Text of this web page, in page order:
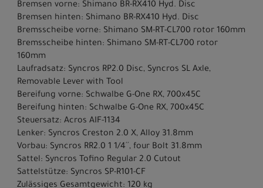
Bremsen vorne: Shimano BR-RX410 Hyd. Disc
Bremsen hinten: Shimano BR-RX410 Hyd. Disc
Bremsscheibe vorne: Shimano SM-RT-CL700 rotor 160mm
Bremsscheibe hinten: Shimano SM-RT-CL700 rotor
160mm
Laufradsatz: Syncros RP2.0 Disc, Syncros SL Axle,
Removable Lever with Tool
Bereifung vorne: Schwalbe G-One RX, 700x45C
Bereifung hinten: Schwalbe G-One RX, 700x45C
Steuersatz: Acros AIF-1134
Lenker: Syncros Creston 2.0 X, Alloy 31.8mm
Vorbau: Syncros RR2.0 1 1/4´´, four Bolt 31.8mm
Sattel: Syncros Tofino Regular 2.0 Cutout
Sattelstütze: Syncros SP-R101-CF
Zulässiges Gesamtgewicht: 120 kg